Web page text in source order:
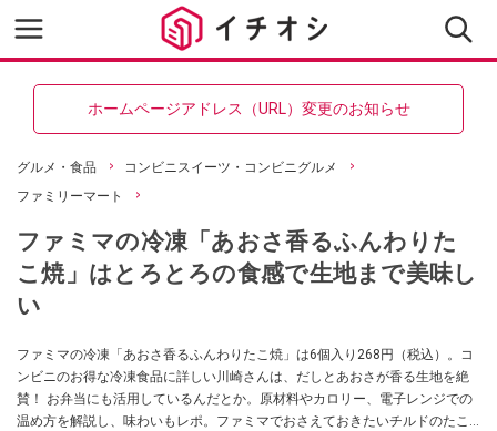
ホームページアドレス（URL）変更のお知らせ
グルメ・食品
コンビニスイーツ・コンビニグルメ
ファミリーマート
ファミマの冷凍「あおさ香るふんわりた
こ焼」はとろとろの食感で生地まで美味し
い
ファミマの冷凍「あおさ香るふんわりたこ焼」は6個入り268円（税込）。コ
ンビニのお得な冷凍食品に詳しい川崎さんは、だしとあおさが香る生地を絶
賛！ お弁当にも活用しているんだとか。原材料やカロリー、電子レンジでの
温め方を解説し、味わいもレポ。ファミマでおさえておきたいチルドのたこ